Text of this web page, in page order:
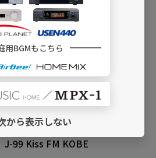
89 NHK AM （滋賀） ／ J-
KBS京都
93 ラジオ大阪 ／ J-95 FM
／ J-97 FM OSAKA
99 Kiss FM KOBE
用BGMもこちら
から表示しない